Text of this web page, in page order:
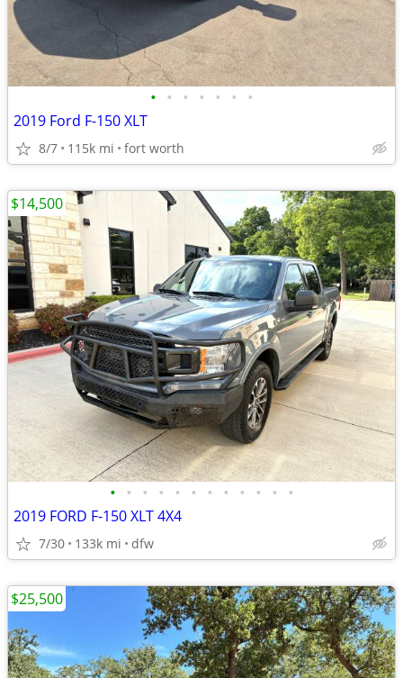
• • • • • • •
2019 Ford F-150 XLT
8/7 115k mi fort worth
• • • • • • • • • • • •
2019 FORD F-150 XLT 4X4
7/30 133k mi dfw
$14,500
$25,500